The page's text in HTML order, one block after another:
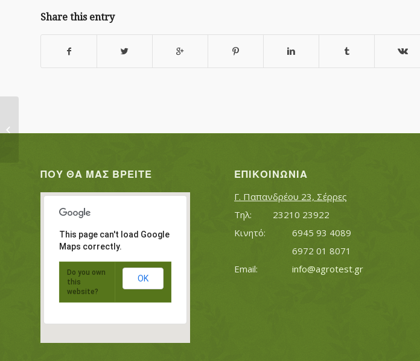
Share this entry
ΠΟΥ ΘΑ ΜΑΣ ΒΡΕΊΤΕ
This page can't load Google
Maps correctly.
Do you own
this
website?
OK
ΕΠΙΚΟΙΝΩΝΊΑ
Γ. Παπανδρέου 23, Σέρρες
Τηλ:		23210 23922
Κινητό:		6945 93 4089
			6972 01 8071
info@agrotest.gr
ΠΟΥΡΣΑΛΙΔΟΥ ΚΥΡΙΑΚΗ